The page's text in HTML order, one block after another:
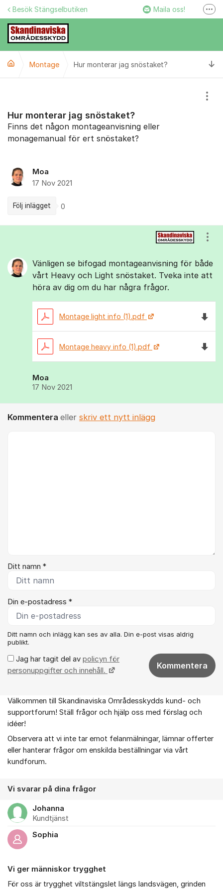
Hoppa till innehåll
Besök Stängselbutiken Maila oss!
Facebook
Montage Hur monterar jag snöstaket?
Hur monterar jag snöstaket?
Finns det någon montageanvisning eller
monagemanual för ert snöstaket?
Moa
17 Nov 2021
Följ inlägget 0
Vänligen se bifogad montageanvisning för både
vårt Heavy och Light snöstaket. Tveka inte att
höra av dig om du har några frågor.
Montage light info (1).pdf
Montage heavy info (1).pdf
Moa
17 Nov 2021
Kommentera eller skriv ett nytt inlägg
Ditt namn *
Din e-postadress *
Ditt namn och inlägg kan ses av alla. Din e-post visas aldrig
publikt.
Jag har tagit del av policyn för
personuppgifter och innehåll.
Kommentera
Om forumet
Välkommen till Skandinaviska Områdesskydds kund- och
supportforum! Ställ frågor och hjälp oss med förslag och
idéer!
Observera att vi inte tar emot felanmälningar, lämnar offerter
eller hanterar frågor om enskilda beställningar via vårt
kundforum.
Vi svarar på dina frågor
Johanna
Kundtjänst
Sophia
Vi ger människor trygghet
För oss är trygghet viltstängslet längs landsvägen, grinden